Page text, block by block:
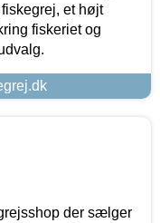
et højt
fiskeriet og
der sælger